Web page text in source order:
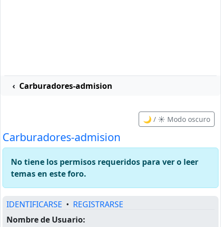
Carburadores-admision
🌙 / ☀️ Modo oscuro
Carburadores-admision
No tiene los permisos requeridos para ver o leer
temas en este foro.
IDENTIFICARSE • REGISTRARSE
Nombre de Usuario: